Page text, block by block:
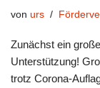
von urs
Zunächst ein
Unterstützung!
trotz Corona-